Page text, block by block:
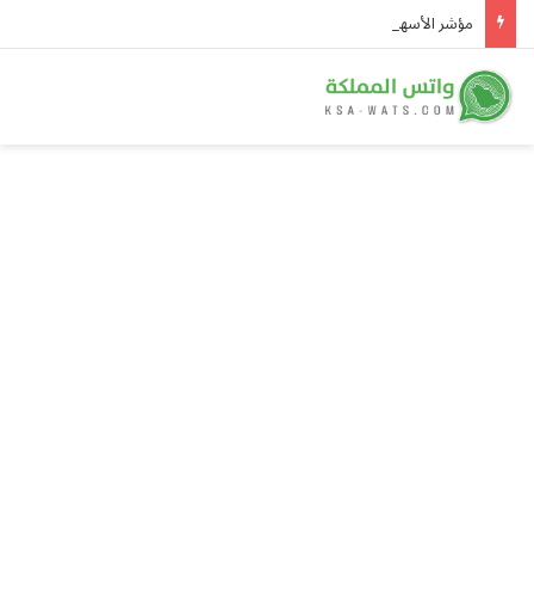
مؤشر الأسهم السعودية يرتفع 28 نقطة ويتجاوز مستوى 10845